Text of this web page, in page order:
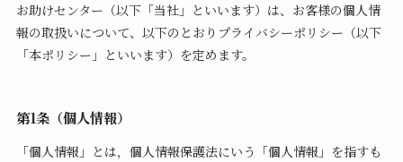
お助けセンター（以下「当社」といいます）は、お客様の個人情
報の取扱いについて、以下のとおりプライバシーポリシー（以下
「本ポリシー」といいます）を定めます。
第1条（個人情報）
「個人情報」とは，個人情報保護法にいう「個人情報」を指すも